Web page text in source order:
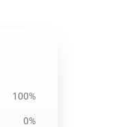
100%
0%